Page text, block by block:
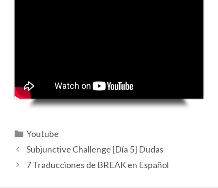
Categorías
Youtube
Subjunctive Challenge [Día 5] Dudas
7 Traducciones de BREAK en Español